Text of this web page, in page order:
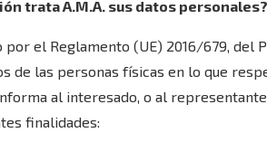
trata A.M.A. sus datos personales?
el Reglamento (UE) 2016/679, del
de las personas físicas en lo que
al interesado, o al
finalidades: